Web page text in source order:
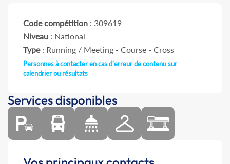
Code compétition : 309619
Niveau : National
Type: Running / Meeting - Course - Cross
Personnes à contacter en cas d'erreur de contenu sur
calendrier ou résultats
Services disponibles